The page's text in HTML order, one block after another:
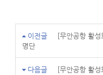
이전글
[무안공항 활
명단
다음글
[무안공항 활